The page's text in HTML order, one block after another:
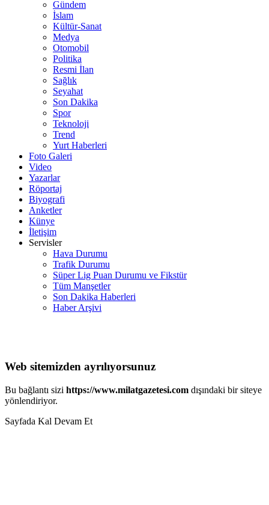
Gündem
İslam
Kültür-Sanat
Medya
Otomobil
Politika
Resmi İlan
Sağlık
Seyahat
Son Dakika
Spor
Teknoloji
Trend
Yurt Haberleri
Foto Galeri
Video
Yazarlar
Röportaj
Biyografi
Anketler
Künye
İletişim
Servisler
Hava Durumu
Trafik Durumu
Süper Lig Puan Durumu ve Fikstür
Tüm Manşetler
Son Dakika Haberleri
Haber Arşivi
Web sitemizden ayrılıyorsunuz
Bu bağlantı sizi https://www.milatgazetesi.com dışındaki bir siteye
yönlendiriyor.
Sayfada Kal Devam Et